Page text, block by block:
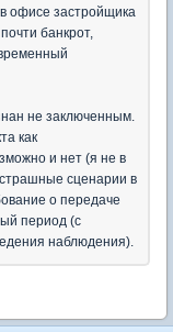
офисе застройщика
банкрот,
не заключенным.
как
и нет (я не в
сценарии в
о передаче
период (с
наблюдения).